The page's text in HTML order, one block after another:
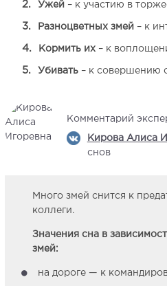
Ужей – к участию в
Разноцветных змей – к
Кормить их– к
Убивать– к совершению
Комментарий
Кирова Алиса
снов
Много змей снится к
коллеги.
Значения сна в
змей:
на дороге — к